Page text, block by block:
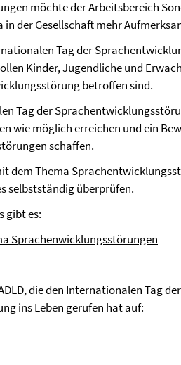
möchte der Arbeitsbereich
der Gesellschaft mehr
Tag der
Kinder, Jugendliche und
betroffen sind.
Tag der
wie möglich erreichen und ein
schaffen.
dem Thema
selbstständig überprüfen.
gibt es:
Sprachenwicklungsstörungen
die den Internationalen Tag der
ins Leben gerufen hat auf: